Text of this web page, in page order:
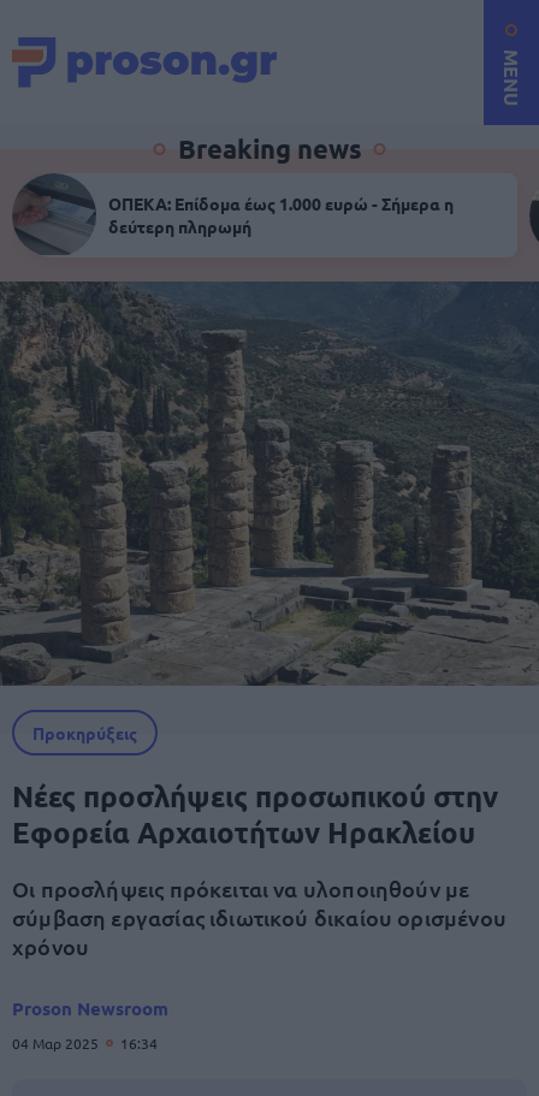
MENU
Breaking news
ΟΠΕΚΑ: Επίδομα έως 1.000 ευρώ - Σήμερα η
δεύτερη πληρωμή
Προκηρύξεις
Νέες προσλήψεις προσωπικού στην
Εφορεία Αρχαιοτήτων Ηρακλείου
Οι προσλήψεις πρόκειται να υλοποιηθούν με
σύμβαση εργασίας ιδιωτικού δικαίου ορισμένου
χρόνου
Proson Newsroom
04 Μαρ 2025 16:34